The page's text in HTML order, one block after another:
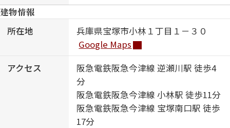
建物情報
所在地
兵庫県宝塚市小林１丁目１－３０
Google Maps
アクセス
阪急電鉄阪急今津線 逆瀬川駅 徒歩4
分
阪急電鉄阪急今津線 小林駅 徒歩11分
阪急電鉄阪急今津線 宝塚南口駅 徒歩
17分